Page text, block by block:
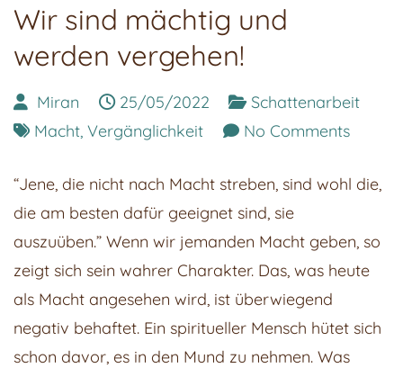
Wir sind mächtig und
werden vergehen!
Miran 25/05/2022
Schattenarbeit
Macht, Vergänglichkeit No Commentson
sind
und
“Jene, die nicht nach Macht streben, sind wohl die,
die am besten dafür geeignet sind, sie
auszuüben.” Wenn wir jemanden Macht geben, so
zeigt sich sein wahrer Charakter. Das, was heute
als Macht angesehen wird, ist überwiegend
negativ behaftet. Ein spiritueller Mensch hütet sich
schon davor, es in den Mund zu nehmen. Was